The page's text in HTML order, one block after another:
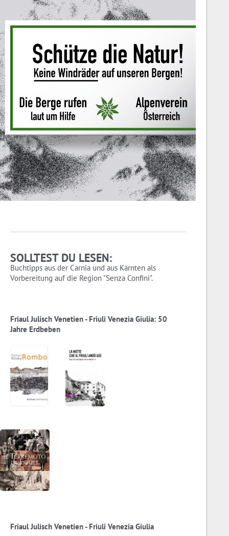
SOLLTEST DU LESEN:
Buchtipps aus der Carnia und aus Kärnten als
Vorbereitung auf die Region "Senza Confini".
Friaul Julisch Venetien - Friuli Venezia Giulia: 50
Jahre Erdbeben
Friaul Julisch Venetien - Friuli Venezia Giulia